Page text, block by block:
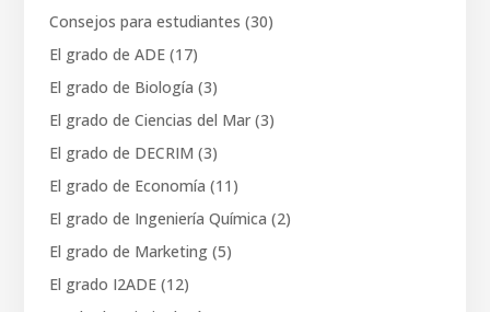
Consejos para estudiantes (30)
El grado de ADE(17)
El grado de Biología (3)
El grado de Ciencias del Mar(3)
El grado de DECRIM (3)
El grado de Economía (11)
El grado de Ingeniería Química (2)
El grado de Marketing(5)
El grado I2ADE(12)